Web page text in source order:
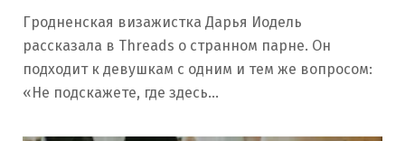
Гродненская визажистка Дарья Иодель
рассказала в Threads о странном парне. Он
подходит к девушкам с одним и тем же вопросом:
«Не подскажете, где здесь…